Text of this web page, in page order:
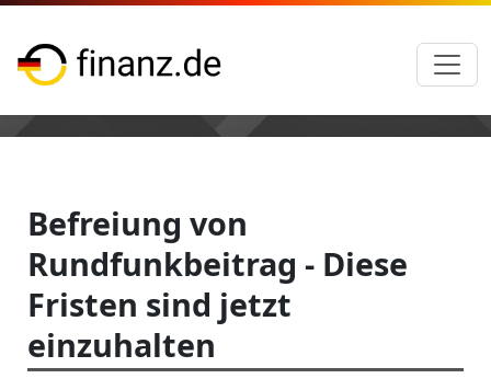
Befreiung von
Rundfunkbeitrag - Diese
Fristen sind jetzt
einzuhalten